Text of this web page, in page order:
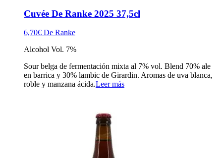
Cuvée De Ranke 2025 37,5cl
6,70€ De Ranke
Alcohol Vol. 7%
Sour belga de fermentación mixta al 7% vol. Blend 70% ale
en barrica y 30% lambic de Girardin. Aromas de uva blanca,
roble y manzana ácida.Leer más